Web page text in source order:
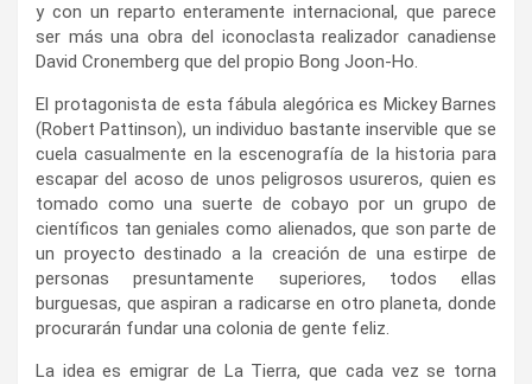
y con un reparto enteramente internacional, que parece
ser más una obra del iconoclasta realizador canadiense
David Cronemberg que del propio Bong Joon-Ho.
El protagonista de esta fábula alegórica es Mickey Barnes
(Robert Pattinson), un individuo bastante inservible que se
cuela casualmente en la escenografía de la historia para
escapar del acoso de unos peligrosos usureros, quien es
tomado como una suerte de cobayo por un grupo de
científicos tan geniales como alienados, que son parte de
un proyecto destinado a la creación de una estirpe de
personas presuntamente superiores, todos ellas
burguesas, que aspiran a radicarse en otro planeta, donde
procurarán fundar una colonia de gente feliz.
La idea es emigrar de La Tierra, que cada vez se torna